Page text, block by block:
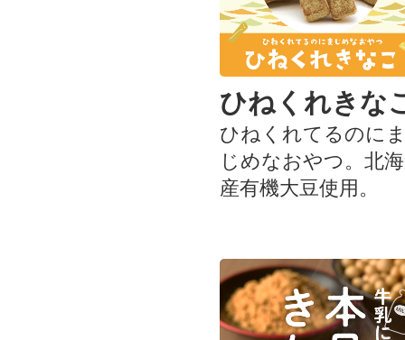
ひねくれきな
ひねくれてるのに
じめなおやつ。北
産有機大豆使用。